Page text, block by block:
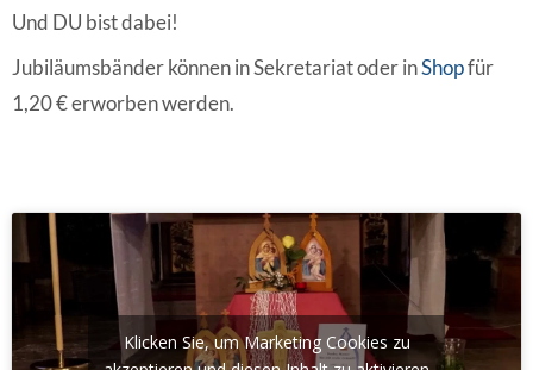
Und DU bist dabei!
Jubiläumsbänder können in Sekretariat oder inShopfür
1,20 € erworben werden.
Klicken Sie, um Marketing Cookies zu